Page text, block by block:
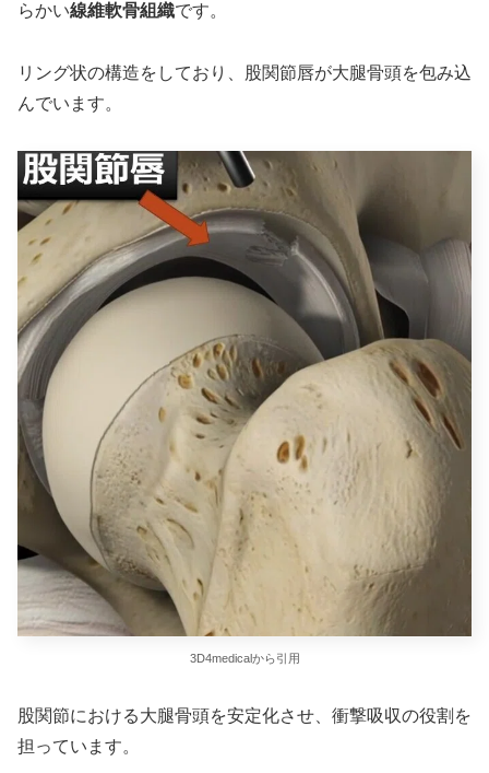
らかい線維軟骨組織です。
リング状の構造をしており、股関節唇が大腿骨頭を包み込
んでいます。
3D4medicalから引用
股関節における大腿骨頭を安定化させ、衝撃吸収の役割を
担っています。